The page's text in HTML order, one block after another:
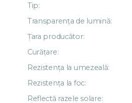
Tip:
Transparența de lumină:
Țara producător:
Curățare:
Rezistența la umezeală:
Rezistența la foc:
Reflectă razele solare: